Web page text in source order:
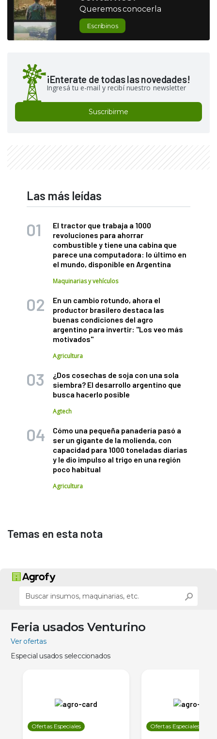
Queremos conocerla
Escribinos
¡Enterate de todas las novedades!
Ingresá tu e-mail y recibí nuestro newsletter
Suscribirme
Las más leídas
El tractor que trabaja a 1000
revoluciones para ahorrar
combustible y tiene una cabina que
parece una computadora: lo último en
el mundo, disponible en Argentina
Maquinarias y vehículos
En un cambio rotundo, ahora el
productor brasilero destaca las
buenas condiciones del agro
argentino para invertir: "Los veo más
motivados"
Agricultura
¿Dos cosechas de soja con una sola
siembra? El desarrollo argentino que
busca hacerlo posible
Agtech
Cómo una pequeña panadería pasó a
ser un gigante de la molienda, con
capacidad para 1000 toneladas diarias
y le dio impulso al trigo en una región
poco habitual
Agricultura
Temas en esta nota
Feria usados Venturino
Ver ofertas
Especial usados seleccionados
Ofertas Especiales Ofertas Especiales